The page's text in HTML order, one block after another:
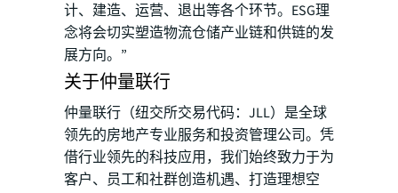
计、建造、运营、退出等各个环节。ESG理
念将会切实塑造物流仓储产业链和供链的发
展方向。”
关于仲量联行
仲量联行（纽交所交易代码：JLL）是全球
领先的房地产专业服务和投资管理公司。凭
借行业领先的科技应用，我们始终致力于为
客户、员工和社群创造机遇、打造理想空